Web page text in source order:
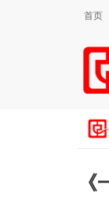
首页